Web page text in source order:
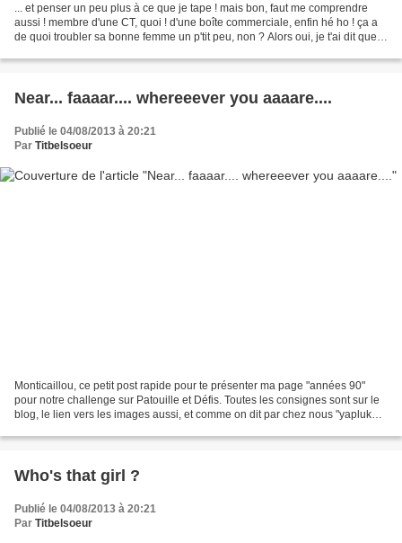
... et penser un peu plus à ce que je tape ! mais bon, faut me comprendre
aussi ! membre d'une CT, quoi ! d'une boîte commerciale, enfin hé ho ! ça a
de quoi troubler sa bonne femme un p'tit peu, non ? Alors oui, je t'ai dit que
Near... faaaar.... whereeever you aaaare....
Publié le 04/08/2013 à 20:21
Par Titbelsoeur
Monticaillou, ce petit post rapide pour te présenter ma page "années 90"
pour notre challenge sur Patouille et Défis. Toutes les consignes sont sur le
blog, le lien vers les images aussi, et comme on dit par chez nous "yapluka" !
Who's that girl ?
Publié le 04/08/2013 à 20:21
Par Titbelsoeur